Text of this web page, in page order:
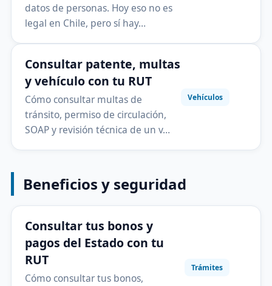
datos de personas. Hoy eso no es
legal en Chile, pero sí hay…
Consultar patente, multas
y vehículo con tu RUT
Cómo consultar multas de
tránsito, permiso de circulación,
SOAP y revisión técnica de un v…
Vehículos
Beneficios y seguridad
Consultar tus bonos y
pagos del Estado con tu
RUT
Cómo consultar tus bonos,
Trámites